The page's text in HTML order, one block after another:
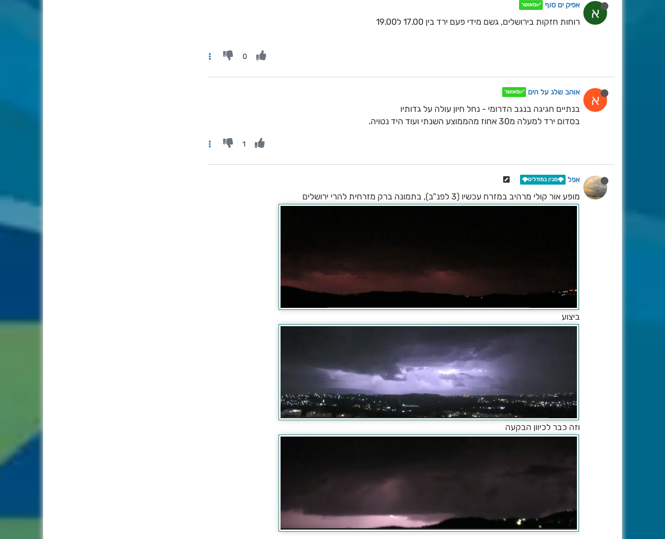
א אפיק ים סוף ✅מאושר
רוחות חזקות בירושלים, גשם מידי פעם ירד בין 17.00 ל19.00
0
א אוהב שלג על הים ✅מאושר
בנתיים חגיגה בנגב הדרומי - נחל חיון עולה על גדותיו
בסדום ירד למעלה מ30 אחוז מהממוצע השנתי ועוד היד נטויה.
1
אפל 🌩️מבין במודלים🌩️
מופע אור קולי מרהיב במזרח עכשיו (3 לפנ"ב), בתמונה ברק מזרחית להרי ירושלים
ביצוע
וזה כבר לכיוון הבקעה